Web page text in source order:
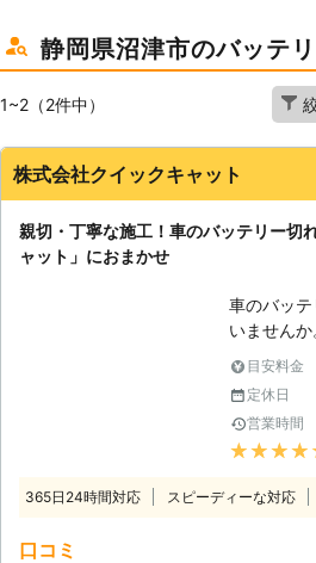
静岡県沼津市のバッテ
1~2（2件中）
株式会社クイックキャット
親切・丁寧な施工！車のバッテリー切
ャット」におまかせ
車のバッ
いません
バッテリ
と、タン
まりを引
のため、
にでも解消
きは、「株
目安料金
定休日
営業時間
365日24時間対応 スピーディーな対応
口コミ